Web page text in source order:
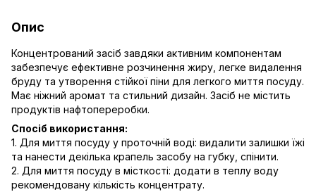
Опис
Концентрований засіб завдяки активним компонентам
забезпечує ефективне розчинення жиру, легке видалення
бруду та утворення стійкої піни для легкого миття посуду.
Має ніжний аромат та стильний дизайн. Засіб не містить
продуктів нафтопереробки.
Спосіб використання:
1. Для миття посуду у проточній воді: видалити залишки їжі
та нанести декілька крапель засобу на губку, спінити.
2. Для миття посуду в місткості: додати в теплу воду
рекомендовану кількість концентрату.